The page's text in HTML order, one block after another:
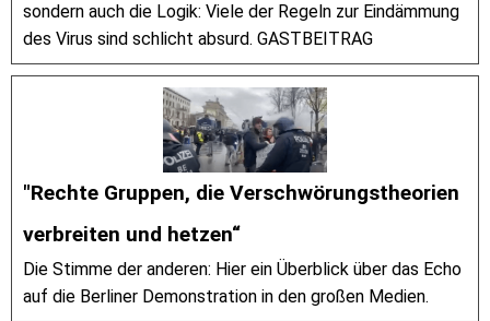
sondern auch die Logik: Viele der Regeln zur Eindämmung
des Virus sind schlicht absurd. GASTBEITRAG
"Rechte Gruppen, die Verschwörungstheorien
verbreiten und hetzen“
Die Stimme der anderen: Hier ein Überblick über das Echo
auf die Berliner Demonstration in den großen Medien.